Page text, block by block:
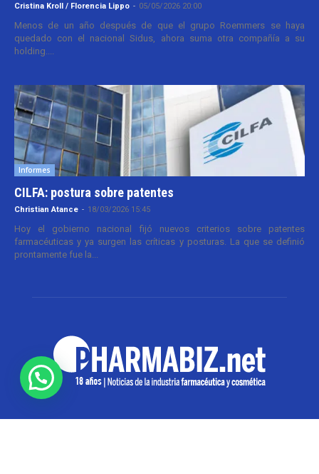
Cristina Kroll / Florencia Lippo - 05/05/2026 20:00
Menos de un año después de que el grupo Roemmers se haya
quedado con el nacional Sidus, ahora suma otra compañía a su
holding....
Informes
CILFA: postura sobre patentes
Christian Atance - 18/03/2026 15:45
Hoy el gobierno nacional fijó nuevos criterios sobre patentes
farmacéuticas y ya surgen las críticas y posturas. La que se definió
prontamente fue la...